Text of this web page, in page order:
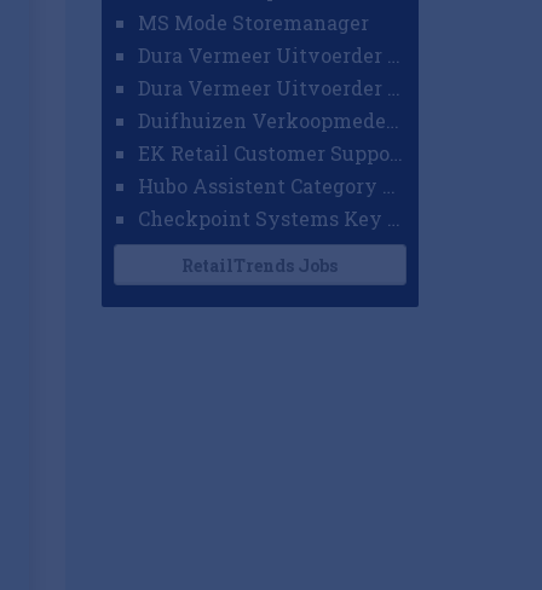
MS Mode Storemanager
EK Retail Customer Support Omnichannel
RetailTrends Jobs